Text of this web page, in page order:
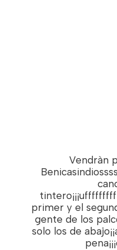
Vendràn
primer y el
gente de los
solo los de